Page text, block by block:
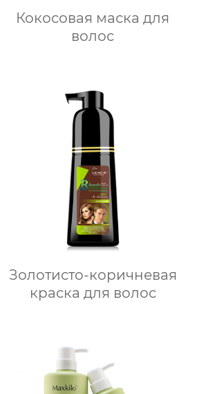
Кокосовая маска для
волос
Золотисто-коричневая
краска для волос